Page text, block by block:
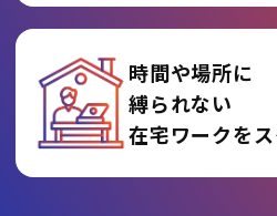
時間や場所に
縛られない
在宅ワークを